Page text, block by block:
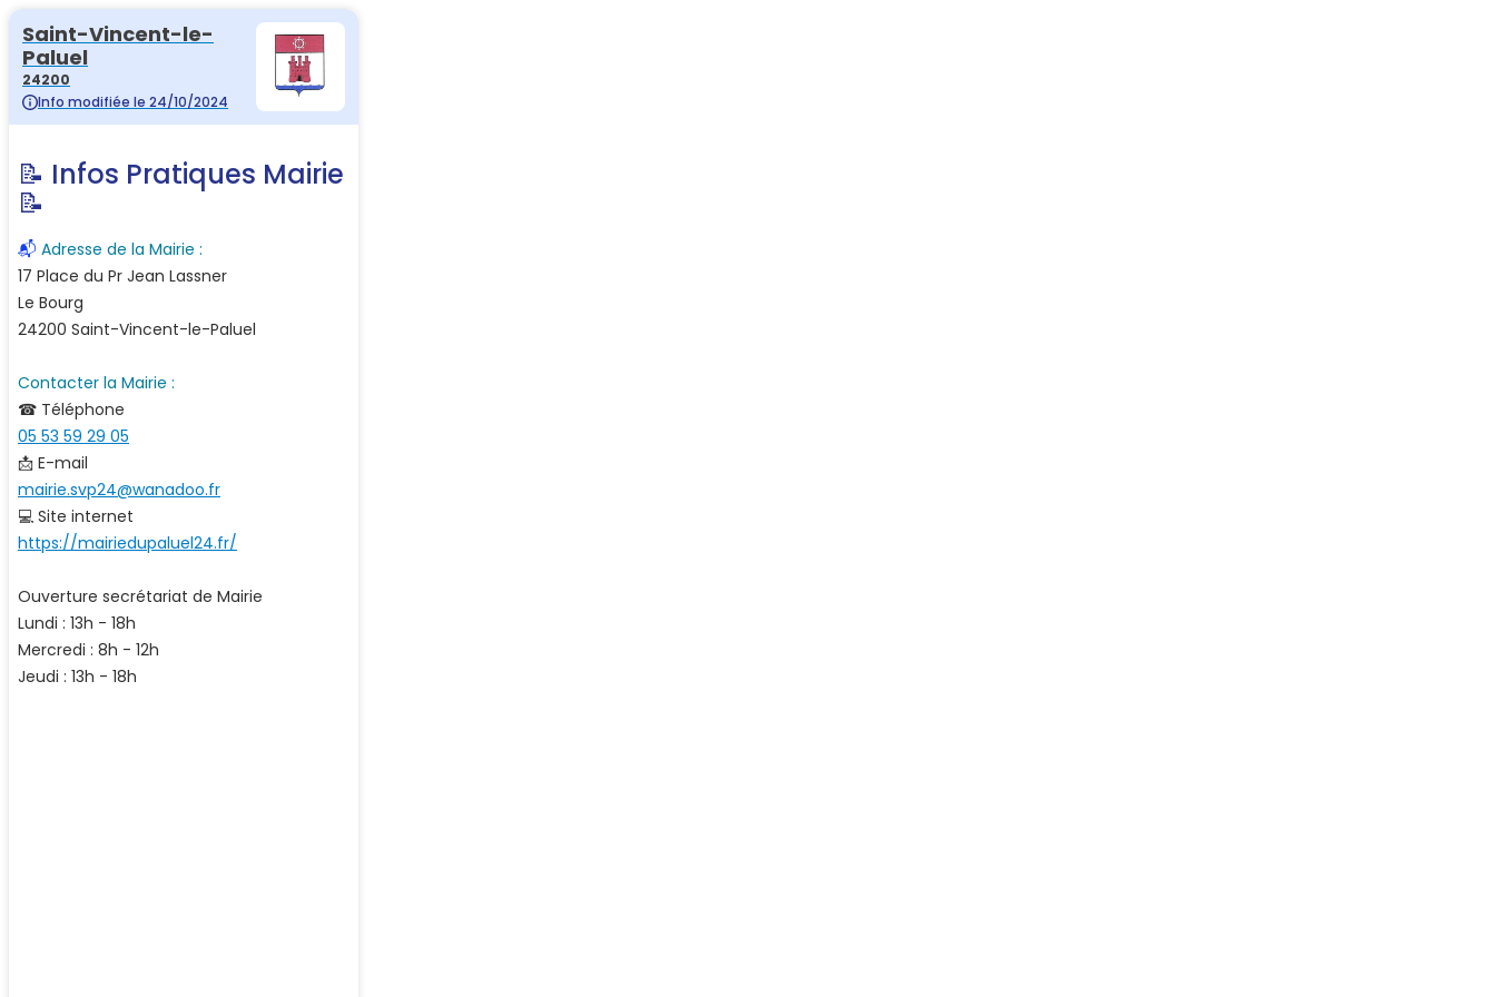
Saint-Vincent-le-
Paluel
24200
Info modifiée le 24/10/2024
📝 Infos Pratiques Mairie
📝
📬 Adresse de la Mairie :
17 Place du Pr Jean Lassner
Le Bourg
24200 Saint-Vincent-le-Paluel
Contacter la Mairie :
☎ Téléphone
05 53 59 29 05
📩 E-mail
mairie.svp24@wanadoo.fr
💻 Site internet
https://mairiedupaluel24.fr/
Ouverture secrétariat de Mairie
Lundi : 13h - 18h
Mercredi : 8h - 12h
Jeudi : 13h - 18h